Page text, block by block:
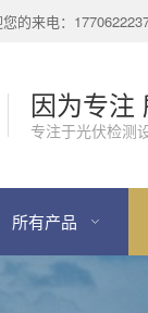
的来电：
因为专注
专注于光伏检测
所有产品